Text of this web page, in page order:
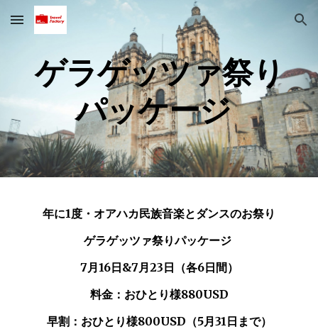
Skip to main content Skip to navigation
ゲラゲッツァ祭り
パッケージ
年に1度・オアハカ民族音楽とダンスのお祭り
ゲラゲッツァ祭りパッケージ
7月16日&7月23日（各6日間）
料金：おひとり様880USD
早割：おひとり様800USD（5月31日まで）